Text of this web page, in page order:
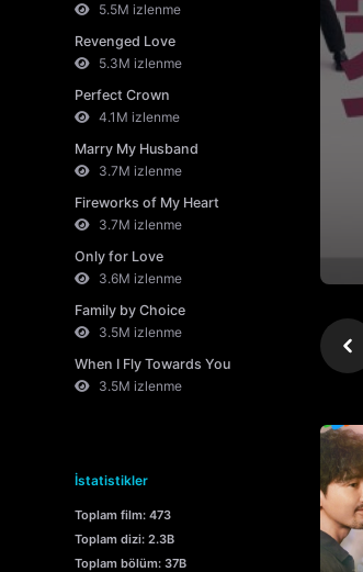
5.5M izlenme
Revenged Love
5.3M izlenme
Perfect Crown
4.1M izlenme
Marry My Husband
3.7M izlenme
Fireworks of My Heart
3.7M izlenme
Only for Love
3.6M izlenme
Family by Choice
3.5M izlenme
When I Fly Towards You
3.5M izlenme
İstatistikler
Toplam film: 473
Toplam dizi: 2.3B
Toplam bölüm: 37B